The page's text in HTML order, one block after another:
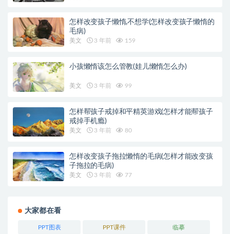
怎样改变孩子懒惰,不想学(怎样改变孩子懒惰的
毛病)
美文 3 年前 159
小孩懒惰该怎么管教(娃儿懒惰怎么办)
美文 3 年前 99
怎样帮孩子戒掉和平精英游戏(怎样才能帮孩子
戒掉手机瘾)
美文 3 年前 80
怎样改变孩子拖拉懒惰的毛病(怎样才能改变孩
子拖拉的毛病)
美文 3 年前 77
大家都在看
PPT图表 PPT课件 临摹